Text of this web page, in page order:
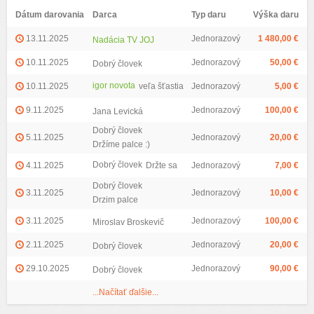
Dátum darovania Darca Typ daru Výška daru
13.11.2025 Nadácia TV JOJ Jednorazový 1 480,00 €
10.11.2025 Dobrý človek Jednorazový 50,00 €
10.11.2025 igor novota veľa šťastia Jednorazový 5,00 €
9.11.2025 Jana Levická Jednorazový 100,00 €
5.11.2025
Dobrý človek
Držíme palce :)
Jednorazový 20,00 €
4.11.2025 Dobrý človek Držte sa Jednorazový 7,00 €
3.11.2025
Dobrý človek
Drzim palce
Jednorazový 10,00 €
3.11.2025 Miroslav Broskevič Jednorazový 100,00 €
2.11.2025 Dobrý človek Jednorazový 20,00 €
29.10.2025 Dobrý človek Jednorazový 90,00 €
...Načítať ďalšie...